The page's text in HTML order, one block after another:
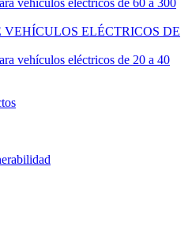
vehículos eléctricos de 60 a 300
ELÉCTRICOS DE
vehículos eléctricos de 20 a 40